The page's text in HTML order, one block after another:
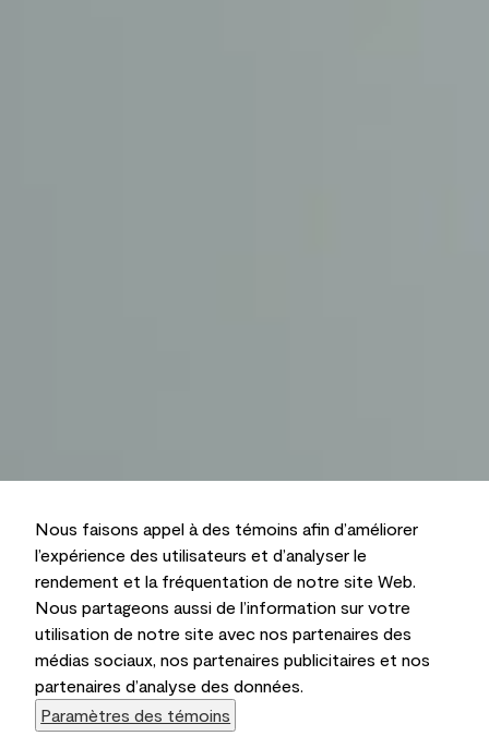
Nous faisons appel à des témoins afin d’améliorer
l’expérience des utilisateurs et d’analyser le
rendement et la fréquentation de notre site Web.
Nous partageons aussi de l’information sur votre
utilisation de notre site avec nos partenaires des
médias sociaux, nos partenaires publicitaires et nos
partenaires d’analyse des données.
Paramètres des témoins